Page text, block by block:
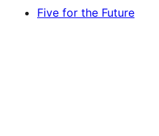
Five for the Future